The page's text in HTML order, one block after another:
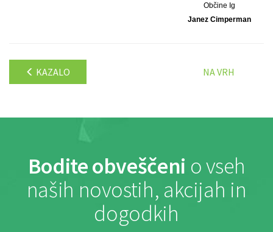
Občine Ig
Janez Cimperman
KAZALO NA VRH
Bodite obveščeni o vseh
naših novostih, akcijah in
dogodkih